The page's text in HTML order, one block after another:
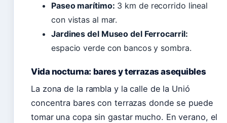
Paseo marítimo: 3 km de recorrido lineal
con vistas al mar.
Jardines del Museo del Ferrocarril:
espacio verde con bancos y sombra.
Vida nocturna: bares y terrazas asequibles
La zona de la rambla y la calle de la Unió
concentra bares con terrazas donde se puede
tomar una copa sin gastar mucho. En verano, el